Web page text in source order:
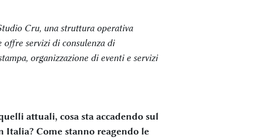
Cru, una struttura operativa
servizi di consulenza di
organizzazione di eventi e servizi
attuali, cosa sta accadendo sul
Come stanno reagendo le